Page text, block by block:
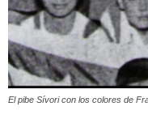
El pibe Sívori con los colores de